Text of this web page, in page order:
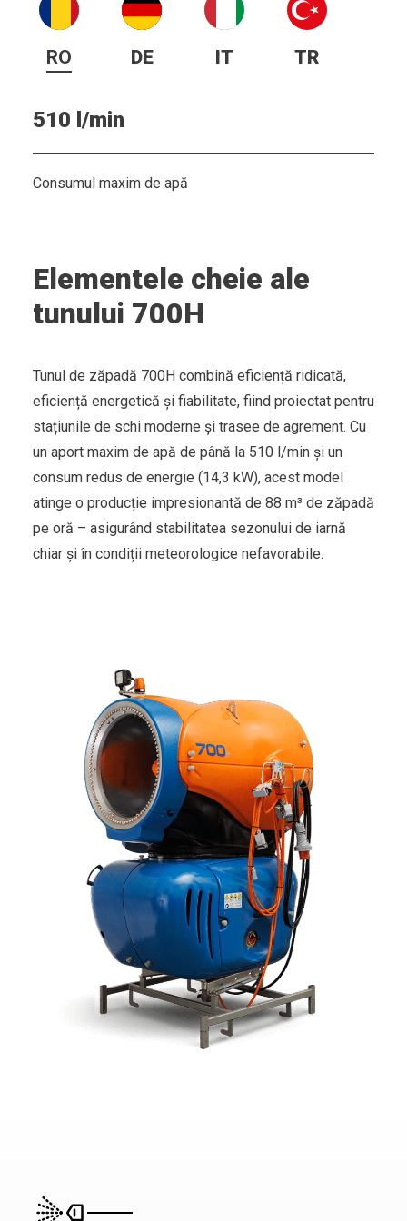
RO DE IT TR
510 l/min
Consumul maxim de apă
Elementele cheie ale
tunului 700H
Tunul de zăpadă 700H combină eficiență ridicată,
eficiență energetică și fiabilitate, fiind proiectat pentru
stațiunile de schi moderne și trasee de agrement. Cu
un aport maxim de apă de până la 510 l/min și un
consum redus de energie (14,3 kW), acest model
atinge o producție impresionantă de 88 m³ de zăpadă
pe oră – asigurând stabilitatea sezonului de iarnă
chiar și în condiții meteorologice nefavorabile.